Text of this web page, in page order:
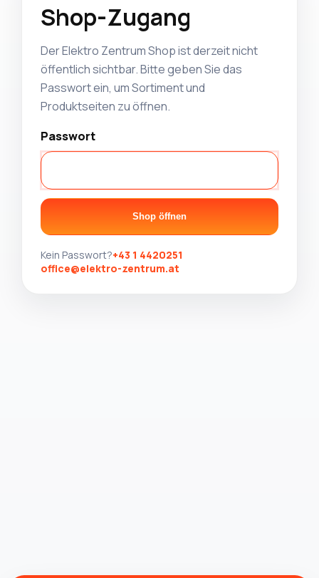
Shop-Zugang
Der Elektro Zentrum Shop ist derzeit nicht
öffentlich sichtbar. Bitte geben Sie das
Passwort ein, um Sortiment und
Produktseiten zu öffnen.
Passwort
Shop öffnen
Kein Passwort?+43 1 4420251
office@elektro-zentrum.at